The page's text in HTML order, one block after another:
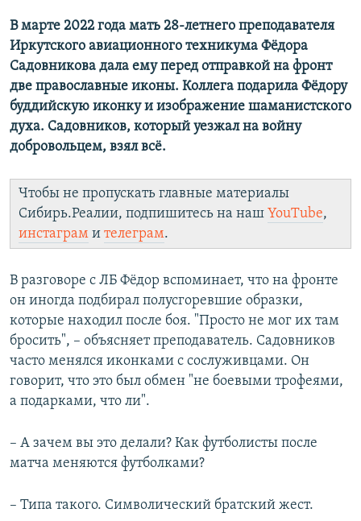
В марте 2022 года мать 28-летнего преподавателя
Иркутского авиационного техникума Фёдора
Садовникова дала ему перед отправкой на фронт
две православные иконы. Коллега подарила Фёдору
буддийскую иконку и изображение шаманистского
духа. Садовников, который уезжал на войну
добровольцем, взял всё.
Чтобы не пропускать главные материалы
Сибирь.Реалии, подпишитесь на наш YouTube,
инстаграм и телеграм.
В разговоре с ЛБ Фёдор вспоминает, что на фронте
он иногда подбирал полусгоревшие образки,
которые находил после боя. "Просто не мог их там
бросить", – объясняет преподаватель. Садовников
часто менялся иконками с сослуживцами. Он
говорит, что это был обмен "не боевыми трофеями,
а подарками, что ли".
– А зачем вы это делали? Как футболисты после
матча меняются футболками?
– Типа такого. Символический братский жест.